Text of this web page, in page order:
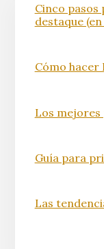
Cinco pasos
destaque
Cómo hacer
Los mejores
Guía para
Las